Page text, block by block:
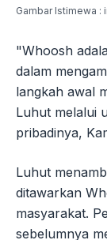
Gambar Istimewa
"Whoosh
dalam
langkah awal
Luhut melalui
pribadinya,
Luhut
ditawarkan
masyarakat.
sebelumnya